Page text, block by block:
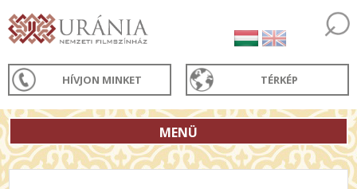
HÍVJON MINKET TÉRKÉP
MENÜ